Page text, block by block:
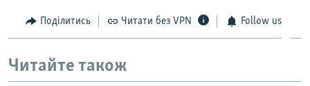
Поділитись Читати без VPN Follow us
Читайте також